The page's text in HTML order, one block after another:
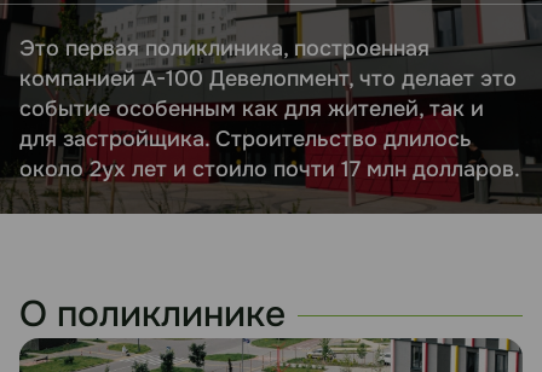
Это первая поликлиника, построенная
компанией А-100 Девелопмент, что делает это
событие особенным как для жителей, так и
для застройщика. Строительство длилось
около 2ух лет и стоило почти 17 млн долларов.
О поликлинике